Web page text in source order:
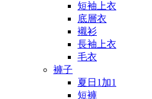
短袖上衣
底層衣
襯衫
長袖上衣
毛衣
褲子
夏日1加1
短褲